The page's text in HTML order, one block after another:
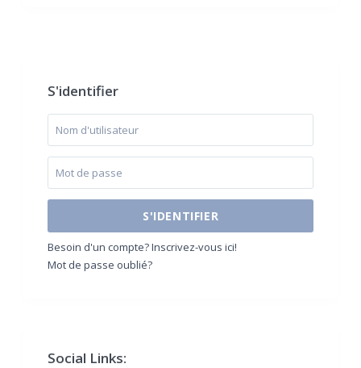
S'identifier
S'IDENTIFIER
Besoin d'un compte? Inscrivez-vous ici!
Mot de passe oublié?
Social Links: